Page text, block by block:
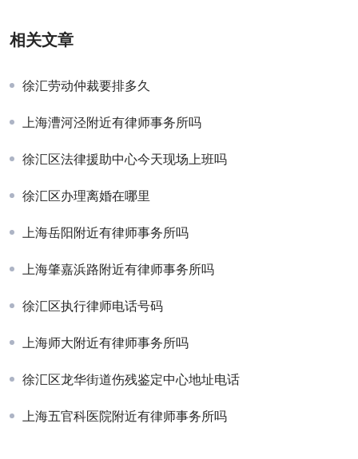
相关文章
徐汇劳动仲裁要排多久
上海漕河泾附近有律师事务所吗
徐汇区法律援助中心今天现场上班吗
徐汇区办理离婚在哪里
上海岳阳附近有律师事务所吗
上海肇嘉浜路附近有律师事务所吗
徐汇区执行律师电话号码
上海师大附近有律师事务所吗
徐汇区龙华街道伤残鉴定中心地址电话
上海五官科医院附近有律师事务所吗